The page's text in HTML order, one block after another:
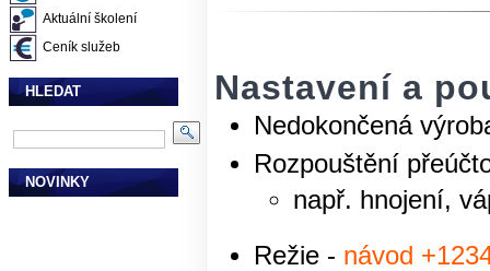
Aktuální školení
Ceník služeb
HLEDAT
NOVINKY
Nastavení a
Nedokončená
Rozpouštění
např. hnojení,
Režie - návod